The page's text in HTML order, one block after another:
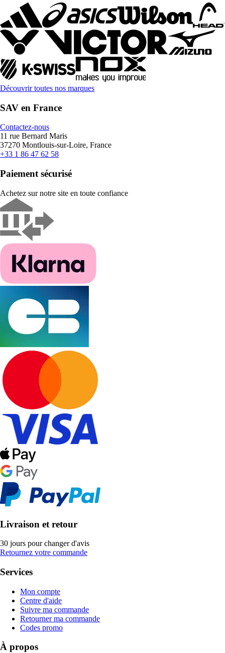
Découvrir toutes nos marques
SAV en France
Contactez-nous
11 rue Bernard Maris
37270 Montlouis-sur-Loire, France
+33 1 86 47 62 58
Paiement sécurisé
Achetez sur notre site en toute confiance
Livraison et retour
30 jours pour changer d'avis
Retournez votre commande
Services
Mon compte
Centre d'aide
Suivre ma commande
Retourner ma commande
Codes promo
À propos